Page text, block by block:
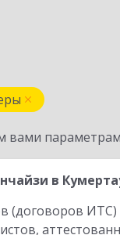
в
(договоров